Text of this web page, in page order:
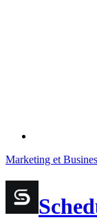
Marketing et